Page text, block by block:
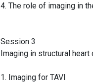
4. The role of imaging in
Session 3
Imaging in structural
1. Imaging for TAVI